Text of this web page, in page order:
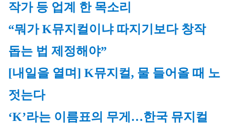
작가 등 업계 한 목소리
“뭐가 K뮤지컬이냐 따지기보다 창작
돕는 법 제정해야”
[내일을 열며] K뮤지컬, 물 들어올 때 노
젓는다
‘K’라는 이름표의 무게…한국 뮤지컬